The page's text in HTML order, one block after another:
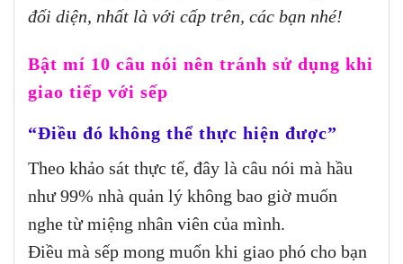
đối diện, nhất là với cấp trên, các bạn nhé!
Bật mí 10 câu nói nên tránh sử dụng khi
giao tiếp với sếp
“Điều đó không thể thực hiện được”
Theo khảo sát thực tế, đây là câu nói mà hầu
như 99% nhà quản lý không bao giờ muốn
nghe từ miệng nhân viên của mình.
Điều mà sếp mong muốn khi giao phó cho bạn